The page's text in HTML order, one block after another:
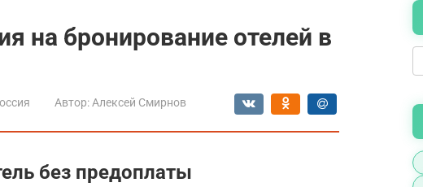
на бронирование отелей в
Автор: Алексей Смирнов
без предоплаты